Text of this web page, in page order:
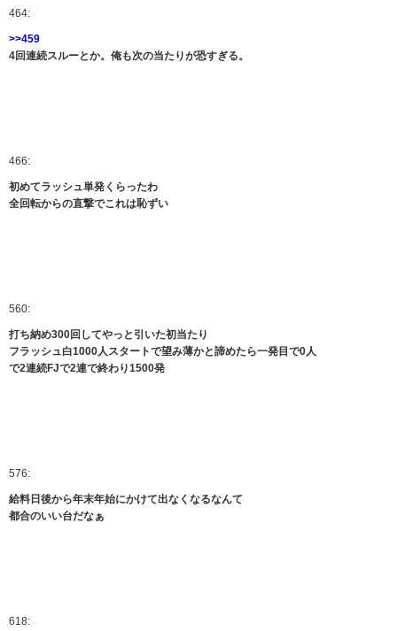
464:
>>459
4回連続スルーとか。俺も次の当たりが恐すぎる。
466:
初めてラッシュ単発くらったわ
全回転からの直撃でこれは恥ずい
560:
打ち納め300回してやっと引いた初当たり
フラッシュ白1000人スタートで望み薄かと諦めたら一発目で0人
で2連続FJで2連で終わり1500発
576:
給料日後から年末年始にかけて出なくなるなんて
都合のいい台だなぁ
618: